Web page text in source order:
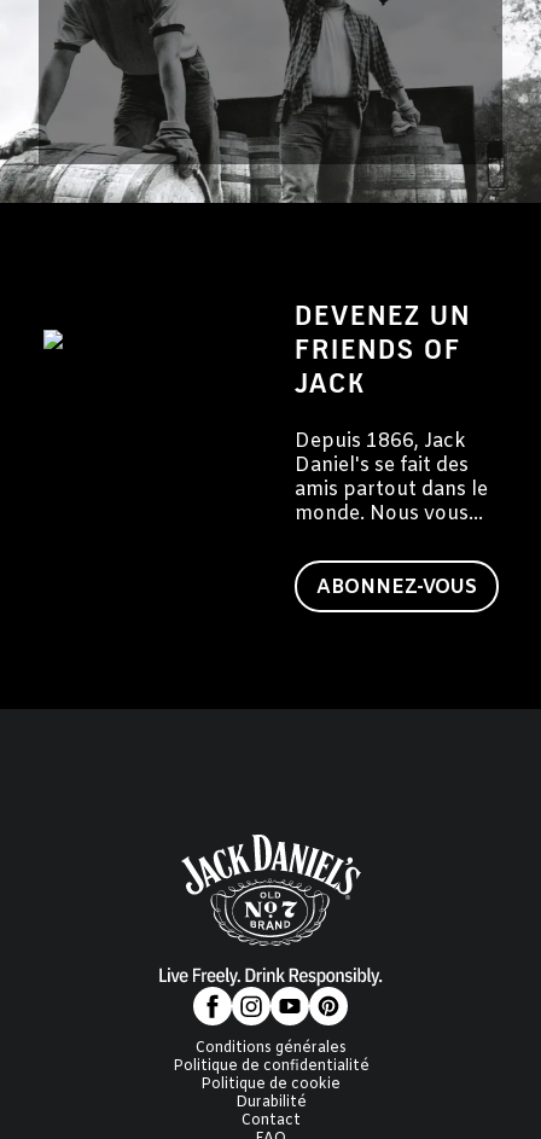
DEVENEZ UN
FRIENDS OF
JACK
Depuis 1866, Jack
Daniel's se fait des
amis partout dans le
monde. Nous vous
vous aussi un ami de
Jack.ABONNEZ-VOUS
Conditions générales
Politique de confidentialité
Politique de cookie
Durabilité
Contact